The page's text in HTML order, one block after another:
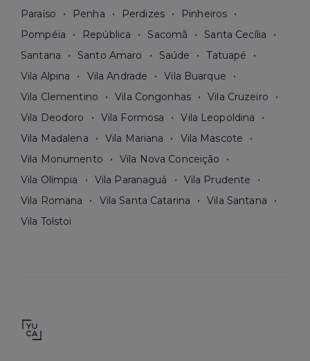
Paraíso
Penha Perdizes
Pinheiros
Pompéia
República Sacomã
Santa Cecília
Santana
Santo Amaro Saúde
Tatuapé
Vila Alpina
Vila Andrade
Vila Buarque
Vila Clementino
Vila Congonhas
Vila Cruzeiro
Vila Deodoro
Vila Formosa
Vila Leopoldina
Vila Madalena
Vila Mariana
Vila Mascote
Vila Monumento
Vila Nova Conceição
Vila Olímpia
Vila Paranaguá
Vila Prudente
Vila Romana
Vila Santa Catarina
Vila Santana
Vila Tolstoi